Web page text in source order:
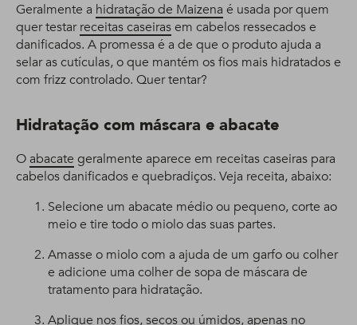
Geralmente a hidratação de Maizena é usada por quem
quer testarreceitas caseirasem cabelos ressecados e
danificados. A promessa é a de que o produto ajuda a
selar as cutículas, o que mantém os fios mais hidratados e
com frizz controlado. Quer tentar?
Hidratação com máscara e abacate
Oabacate geralmente aparece em receitas caseiras para
cabelos danificados e quebradiços. Veja receita, abaixo:
Selecione um abacate médio ou pequeno, corte ao
meio e tire todo o miolo das suas partes.
Amasse o miolo com a ajuda de um garfo ou colher
e adicione uma colher de sopa de máscara de
tratamento para hidratação.
Aplique nos fios, secos ou úmidos, apenas no